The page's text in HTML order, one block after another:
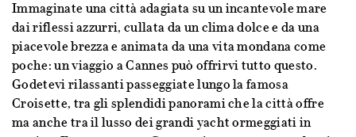
Immaginate una città adagiata su un incantevole mare
dai riflessi azzurri, cullata da un clima dolce e da una
piacevole brezza e animata da una vita mondana come
poche: un viaggio a Cannes può offrirvi tutto questo.
Godetevi rilassanti passeggiate lungo la famosa
Croisette, tra gli splendidi panorami che la città offre
ma anche tra il lusso dei grandi yacht ormeggiati in